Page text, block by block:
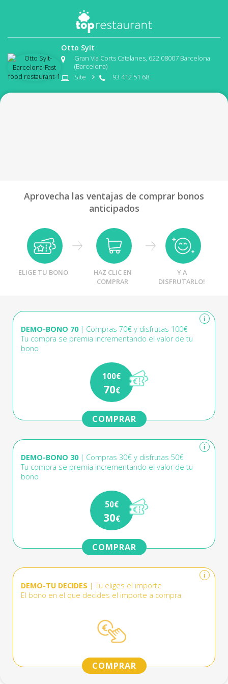
Otto Sylt
Gran Via Corts Catalanes, 622 08007 Barcelona
(Barcelona)
Site
93 412 51 68
Aprovecha las ventajas de comprar bonos
anticipados
ELIGE TU BONO
HAZ CLIC EN
COMPRAR
Y A
DISFRUTARLO!
i
DEMO-BONO 70 | Compras 70€ y disfrutas 100€
Tu compra se premia incrementando el valor de tu
bono
100€
70€
COMPRAR
i
DEMO-BONO 30 | Compras 30€ y disfrutas 50€
Tu compra se premia incrementando el valor de tu
bono
50€
30€
COMPRAR
i
DEMO-TU DECIDES | Tu eliges el importe
El bono en el que decides el importe a compra
COMPRAR